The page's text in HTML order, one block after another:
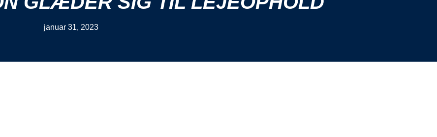
januar 31, 2023